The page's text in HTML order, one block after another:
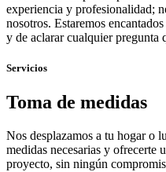
experiencia y profesionalidad;
nosotros. Estaremos
y de aclarar cualquier pregunta
Servicios
Toma de medidas
Nos desplazamos a tu hogar o
medidas necesarias y ofrecerte
proyecto, sin ningún